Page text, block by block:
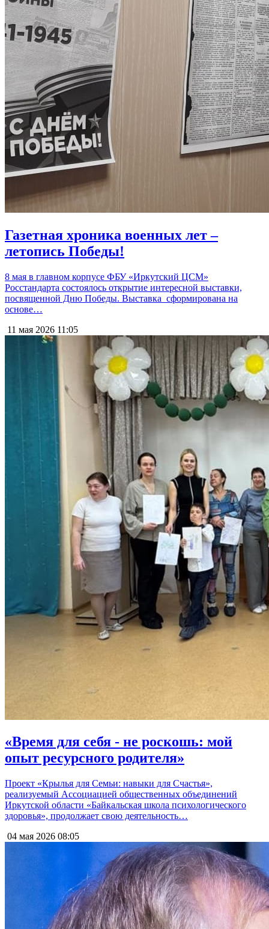
Газетная хроника военных лет –
летопись Победы!
8 мая в главном корпусе ФБУ «Иркутский ЦСМ»
Росстандарта состоялось открытие интересной выставки,
посвященной Дню Победы. Выставка сформирована на
основе…
11 мая 2026 11:05
«Время для себя - не роскошь: мой
опыт ресурсного родителя»
Проект «Крылья для Семьи: навыки для Счастья»,
реализуемый Ассоциацией общественных объединений
Иркутской области «Байкальская школа психологического
здоровья», продолжает свою деятельность…
04 мая 2026 08:05